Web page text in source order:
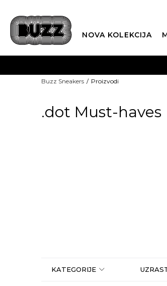
NOVA KOLEKCIJA
Buzz Sneakers Proizvodi
.dot Must-haves
KATEGORIJE